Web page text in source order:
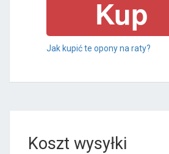
Jak kupić te opony na raty?
Koszt wysyłki